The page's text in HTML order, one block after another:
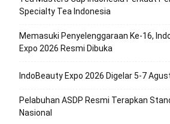
Specialty Tea Indonesia
Memasuki Penyelenggaraan Ke-16,
Expo 2026 Resmi Dibuka
IndoBeauty Expo 2026 Digelar 5-7
Pelabuhan ASDP Resmi Terapkan
Nasional